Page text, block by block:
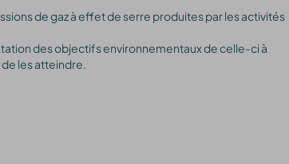
de gaz à effet de serre produites par les activités
des objectifs environnementaux de celle-ci à
les atteindre.